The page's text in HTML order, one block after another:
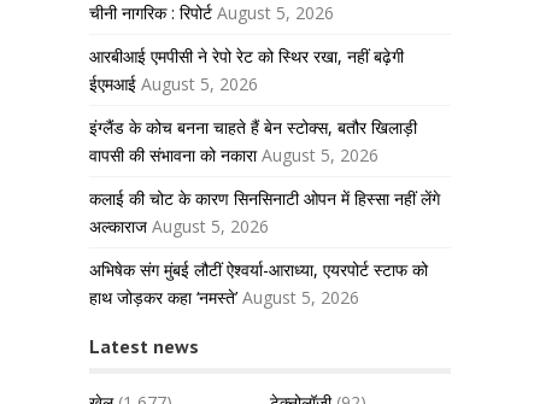
चीनी नागरिक : रिपोर्ट August 5, 2026
आरबीआई एमपीसी ने रेपो रेट को स्थिर रखा, नहीं बढ़ेगी
ईएमआई August 5, 2026
इंग्लैंड के कोच बनना चाहते हैं बेन स्टोक्स, बतौर खिलाड़ी
वापसी की संभावना को नकारा August 5, 2026
कलाई की चोट के कारण सिनसिनाटी ओपन में हिस्सा नहीं लेंगे
अल्काराज August 5, 2026
अभिषेक संग मुंबई लौटीं ऐश्वर्या-आराध्या, एयरपोर्ट स्टाफ को
हाथ जोड़कर कहा ‘नमस्ते’ August 5, 2026
Latest news